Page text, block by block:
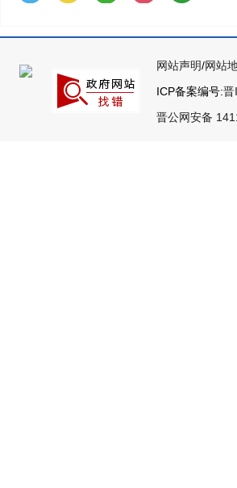
网站声明/网站
ICP备案编号:晋
晋公网安备